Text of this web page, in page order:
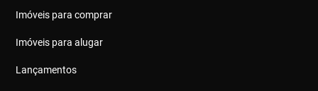
Imóveis para comprar
Imóveis para alugar
Lançamentos